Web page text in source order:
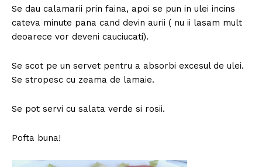
Se dau calamarii prin faina, apoi se pun in ulei incins
cateva minute pana cand devin aurii ( nu ii lasam mult
deoarece vor deveni cauciucati).
Se scot pe un servet pentru a absorbi excesul de ulei.
Se stropesc cu zeama de lamaie.
Se pot servi cu salata verde si rosii.
Pofta buna!